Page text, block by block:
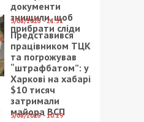
документи
знищили, щоб
прибрати сліди
5/08/2026 - 21:31
Представився
працівником ТЦК
та погрожував
“штрафбатом”: у
Харкові на хабарі
$10 тисяч
затримали
майора ВСП
5/08/2026 - 10:29